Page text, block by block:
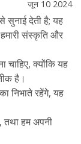
जून 10 2024
सुनाई देती है; यह
संस्कृति और
चाहिए, क्योंकि यह
है।
निभाते रहेंगे, यह
तथा हम अपनी